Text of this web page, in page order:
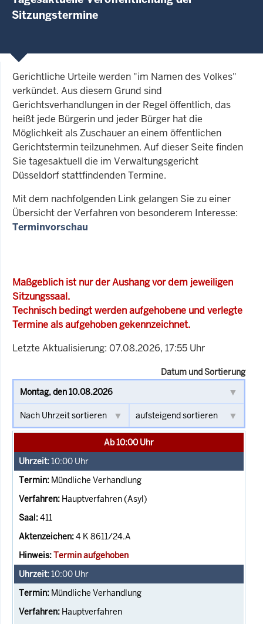
Sitzungstermine
Gerichtliche Urteile werden "im Namen des Volkes"
verkündet. Aus diesem Grund sind
Gerichtsverhandlungen in der Regel öffentlich, das
heißt jede Bürgerin und jeder Bürger hat die
Möglichkeit als Zuschauer an einem öffentlichen
Gerichtstermin teilzunehmen. Auf dieser Seite finden
Sie tagesaktuell die im Verwaltungsgericht
Düsseldorf stattfindenden Termine.
Mit dem nachfolgenden Link gelangen Sie zu einer
Übersicht der Verfahren von besonderem Interesse:
Terminvorschau
Maßgeblich ist nur der Aushang vor dem jeweiligen
Sitzungssaal.
Technisch bedingt werden aufgehobene und verlegte
Termine als aufgehoben gekennzeichnet.
Letzte Aktualisierung: 07.08.2026, 17:55 Uhr
Datum und Sortierung
Ab 10:00 Uhr
10:00 Uhr
Mündliche Verhandlung
Hauptverfahren (Asyl)
411
4 K 8611/24.A
Termin aufgehoben
10:00 Uhr
Mündliche Verhandlung
Hauptverfahren